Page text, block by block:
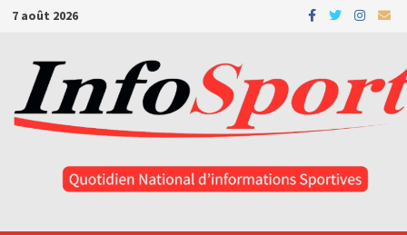
Passer
contenu
7 août 2026